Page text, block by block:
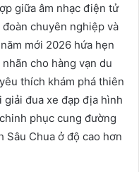
giữa âm nhạc điện tử
chuyên nghiệp và
mới 2026 hứa hẹn
cho hàng vạn du
thích khám phá thiên
đua xe đạp địa hình
phục cung đường
Chua ở độ cao hơn